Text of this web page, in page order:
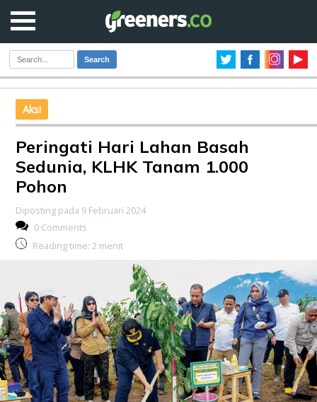
Search
Aksi
Peringati Hari Lahan Basah
Sedunia, KLHK Tanam 1.000
Pohon
Diposting pada 9 Februari 2024
0 Comments
Reading time: 2 menit